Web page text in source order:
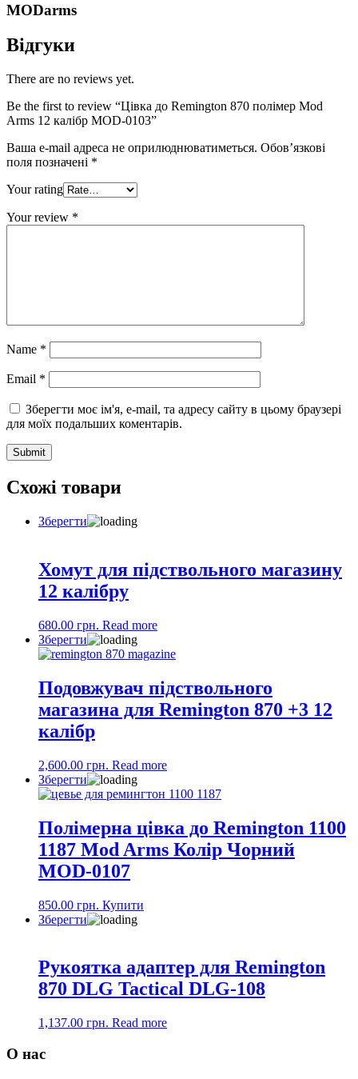
MODarms
Відгуки
There are no reviews yet.
Be the first to review “Цівка до Remington 870 полімер Mod
Arms 12 калібр MOD-0103”
Ваша e-mail адреса не оприлюднюватиметься. Обов’язкові
поля позначені *
Your rating
Your review *
Name *
Email *
Зберегти моє ім'я, e-mail, та адресу сайту в цьому браузері
для моїх подальших коментарів.
Схожі товари
Зберегти
Хомут для підствольного магазину
12 калібру
680.00 грн. Read more
Зберегти
Подовжувач підствольного
магазина для Remington 870 +3 12
калібр
2,600.00 грн. Read more
Зберегти
Полімерна цівка до Remington 1100
1187 Mod Arms Колір Чорний
MOD-0107
850.00 грн. Купити
Зберегти
Рукоятка адаптер для Remington
870 DLG Tactical DLG-108
1,137.00 грн. Read more
О нас